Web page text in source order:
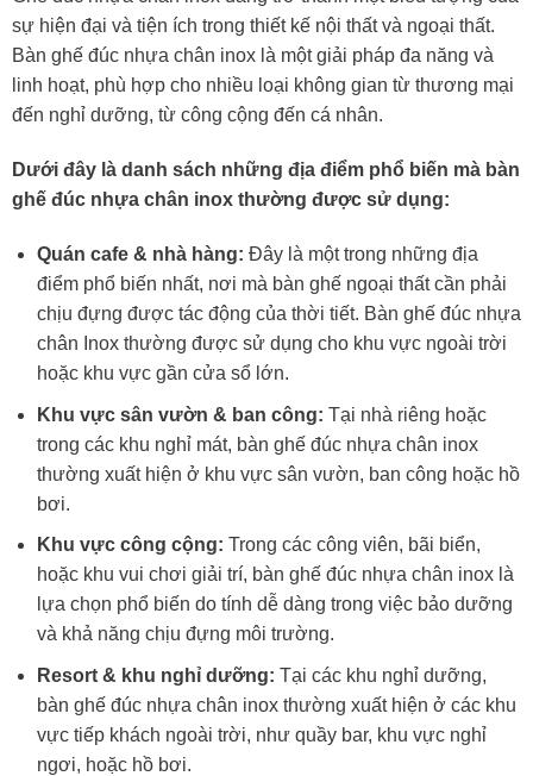
sự hiện đại và tiện ích trong thiết kế nội thất và ngoại thất.
Bàn ghế đúc nhựa chân inox là một giải pháp đa năng và
linh hoạt, phù hợp cho nhiều loại không gian từ thương mại
đến nghỉ dưỡng, từ công cộng đến cá nhân.
Dưới đây là danh sách những địa điểm phổ biến mà bàn
ghế đúc nhựa chân inox thường được sử dụng:
Quán cafe & nhà hàng: Đây là một trong những địa
điểm phổ biến nhất, nơi mà bàn ghế ngoại thất cần phải
chịu đựng được tác động của thời tiết. Bàn ghế đúc nhựa
chân Inox thường được sử dụng cho khu vực ngoài trời
hoặc khu vực gần cửa sổ lớn.
Khu vực sân vườn & ban công: Tại nhà riêng hoặc
trong các khu nghỉ mát, bàn ghế đúc nhựa chân inox
thường xuất hiện ở khu vực sân vườn, ban công hoặc hồ
bơi.
Khu vực công cộng: Trong các công viên, bãi biển,
hoặc khu vui chơi giải trí, bàn ghế đúc nhựa chân inox là
lựa chọn phổ biến do tính dễ dàng trong việc bảo dưỡng
và khả năng chịu đựng môi trường.
Resort & khu nghỉ dưỡng: Tại các khu nghỉ dưỡng,
bàn ghế đúc nhựa chân inox thường xuất hiện ở các khu
vực tiếp khách ngoài trời, như quầy bar, khu vực nghỉ
ngơi, hoặc hồ bơi.